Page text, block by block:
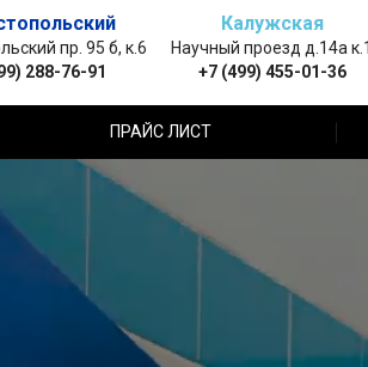
пр. 95 б, к.6
288-76-91
Калужская
Научный проезд д.14а к.1
+7 (499) 455-01-36
ПРАЙС ЛИСТ